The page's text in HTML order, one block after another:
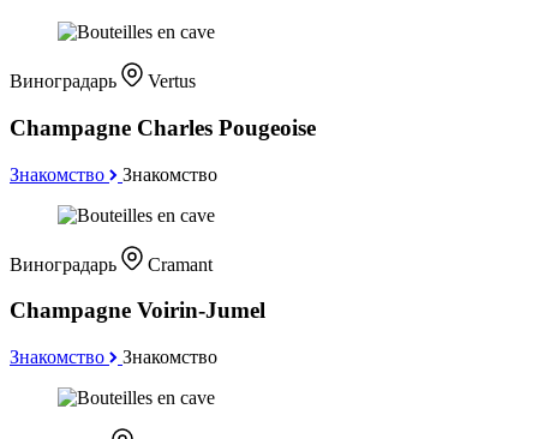
Виноградарь Vertus
Champagne Charles Pougeoise
Знакомство Знакомство
Виноградарь Cramant
Champagne Voirin-Jumel
Знакомство Знакомство